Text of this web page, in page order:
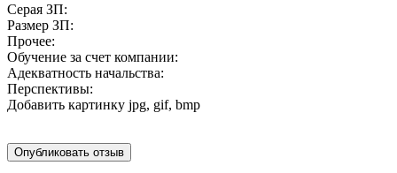
Серая ЗП:
Размер ЗП:
Прочее:
Обучение за счет компании:
Адекватность начальства:
Перспективы:
Добавить картинку jpg, gif, bmp